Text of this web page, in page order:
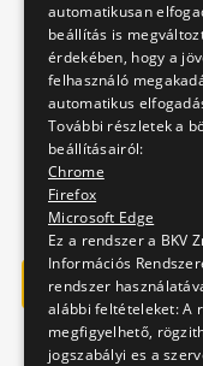
3D
automatikusan
beállítás is
érdekében, hogy a
felhasználó
automatikus
További részletek a
beállításairól:
Chrome
Firefox
Microsoft Edge
Ez a rendszer a BKV
Információs
rendszer
alábbi feltételeket: A
megfigyelhető,
jogszabályi es a